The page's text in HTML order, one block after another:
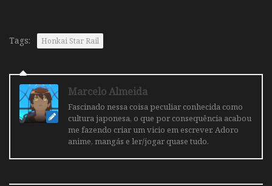
Tags: Honkai Star Rail
Marcelo Almeida
Fascinado nessa coisa peculiar conhecida como
cultura japonesa, o que por consequência acabou
me fazendo criar um vicio em escrever. Adoro
anime, mangás e ler/jogar quase tudo.